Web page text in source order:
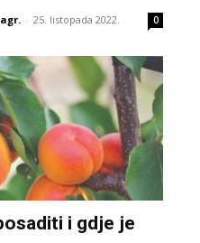
- 25. listopada 2022. 0
i gdje je